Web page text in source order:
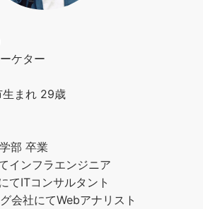
ケター
生まれ 29歳
部 卒業
インフラエンジニア
てITコンサルタント
会社にてWebアナリスト